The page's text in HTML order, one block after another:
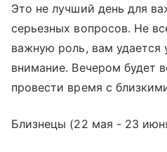
Это не лучший день для
серьезных вопросов. Не
важную роль, вам удается
внимание. Вечером будет
провести время с
Близнецы (22 мая - 23